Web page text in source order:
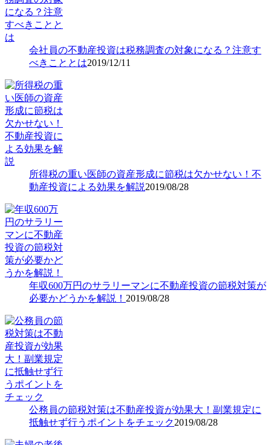
会社員の不動産投資は税務調査の対象になる？注意す
べきこととは2019/12/11
所得税の重い医師の資産形成に節税は欠かせない！不
動産投資による効果を解説2019/08/28
年収600万円のサラリーマンに不動産投資の節税対策が
必要かどうかを解説！ 2019/08/28
公務員の節税対策は不動産投資が効果大！副業規定に
抵触せず行うポイントをチェック2019/08/28